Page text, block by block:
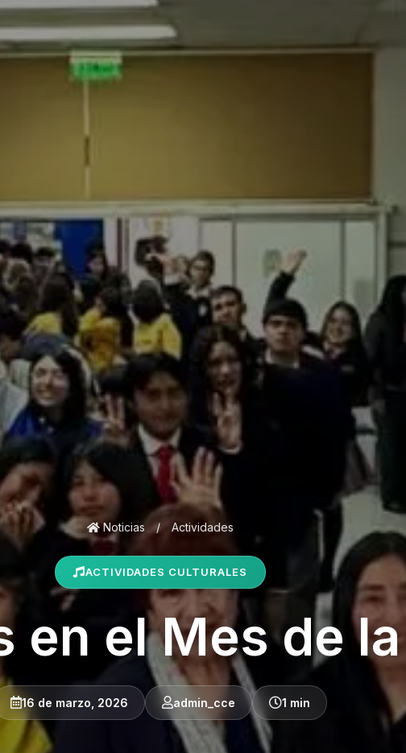
Noticias / Actividades
ACTIVIDADES CULTURALES
en el Mes de
16 de marzo, 2026 admin_cce 1 min